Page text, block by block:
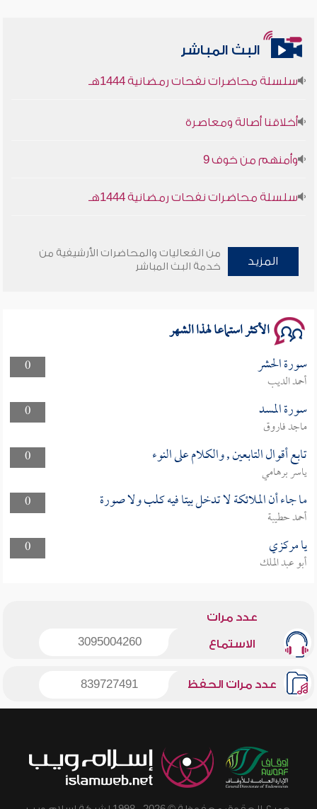
البث المباشر
وأمنهم من خوف 9
المزيد
من الفعاليات والمحاضرات الأرشيفية من
خدمة البث المباشر
الأكثر استماعا لهذا الشهر
0 سورة الحشر
أحمد الديب
0
سورة المسد
ماجد فاروق
0
تابع أقوال التابعين , والكلام على النوء
ياسر برهامي
0
ما جاء أن الملائكة لا تدخل بيتا فيه كلب ولا صورة
أحمد حطيبة
0
يا مركزي
أبو عبد الملك
عدد مرات
الاستماع 3095004260
عدد مرات الحفظ 839727491